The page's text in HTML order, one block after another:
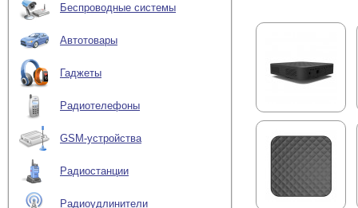
Беспроводные системы
Автотовары
Гаджеты
Радиотелефоны
GSM-устройства
Радиостанции
Радиоудлинители